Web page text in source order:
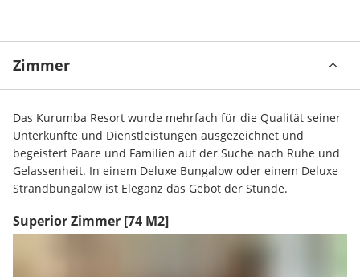
Zimmer
Das Kurumba Resort wurde mehrfach für die Qualität seiner
Unterkünfte und Dienstleistungen ausgezeichnet und
begeistert Paare und Familien auf der Suche nach Ruhe und
Gelassenheit. In einem Deluxe Bungalow oder einem Deluxe
Strandbungalow ist Eleganz das Gebot der Stunde.
Superior Zimmer [74 M2]